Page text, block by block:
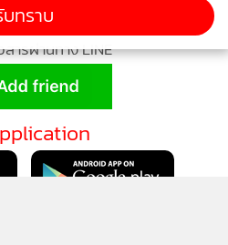
ซี่โครงของเจ้าหน้าที่ ซึ่งส่งผลให้
านะผู้ปฏิบัติงานในพื้นที่จริง การ
แผ่นเกราะช่วยเพิ่มความปลอดภัย
กราะที่ได้มาตรฐาน สามารถใส่ลง
ที่ถูกยิงแล้วแผ่นเกราะสามารถ
ามเสี่ยงจากการถูกยิงซ้ำในนัดที่
ารผ่านทาง LINE
บทราบ